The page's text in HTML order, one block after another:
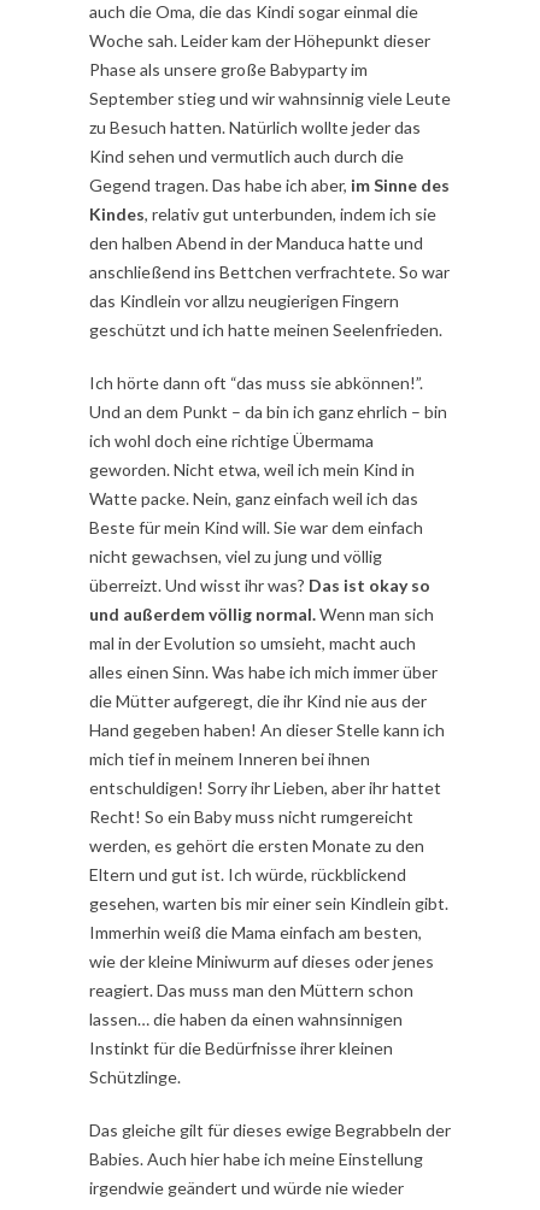
auch die Oma, die das Kindi sogar einmal die
Woche sah. Leider kam der Höhepunkt dieser
Phase als unsere große Babyparty im
September stieg und wir wahnsinnig viele Leute
zu Besuch hatten. Natürlich wollte jeder das
Kind sehen und vermutlich auch durch die
Gegend tragen. Das habe ich aber, im Sinne des
Kindes, relativ gut unterbunden, indem ich sie
den halben Abend in der Manduca hatte und
anschließend ins Bettchen verfrachtete. So war
das Kindlein vor allzu neugierigen Fingern
geschützt und ich hatte meinen Seelenfrieden.
Ich hörte dann oft “das muss sie abkönnen!”.
Und an dem Punkt – da bin ich ganz ehrlich – bin
ich wohl doch eine richtige Übermama
geworden. Nicht etwa, weil ich mein Kind in
Watte packe. Nein, ganz einfach weil ich das
Beste für mein Kind will. Sie war dem einfach
nicht gewachsen, viel zu jung und völlig
überreizt. Und wisst ihr was? Das ist okay so
und außerdem völlig normal.Wenn man sich
mal in der Evolution so umsieht, macht auch
alles einen Sinn. Was habe ich mich immer über
die Mütter aufgeregt, die ihr Kind nie aus der
Hand gegeben haben! An dieser Stelle kann ich
mich tief in meinem Inneren bei ihnen
entschuldigen! Sorry ihr Lieben, aber ihr hattet
Recht! So ein Baby muss nicht rumgereicht
werden, es gehört die ersten Monate zu den
Eltern und gut ist. Ich würde, rückblickend
gesehen, warten bis mir einer sein Kindlein gibt.
Immerhin weiß die Mama einfach am besten,
wie der kleine Miniwurm auf dieses oder jenes
reagiert. Das muss man den Müttern schon
lassen… die haben da einen wahnsinnigen
Instinkt für die Bedürfnisse ihrer kleinen
Schützlinge.
Das gleiche gilt für dieses ewige Begrabbeln der
Babies. Auch hier habe ich meine Einstellung
irgendwie geändert und würde nie wieder